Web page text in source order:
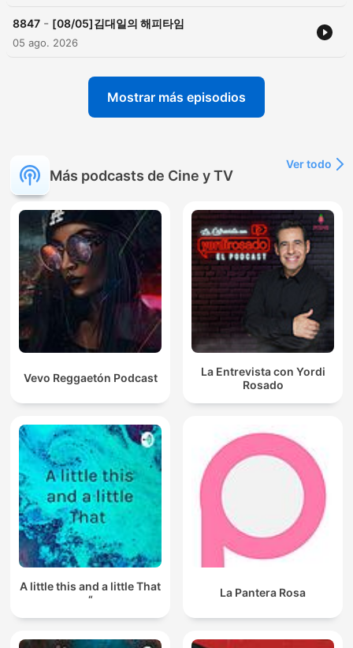
8847 - [08/05]김대일의 해피타임
05 ago. 2026
Mostrar más episodios
Más podcasts de Cine y TV
Ver todo
Vevo Reggaetón Podcast
La Entrevista con Yordi
Rosado
A little this and a little That
“
La Pantera Rosa